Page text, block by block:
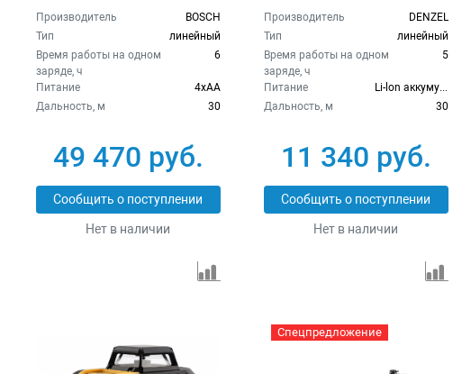
Производитель
BOSCH
Тип
линейный
Время работы на одном
заряде, ч
6
Питание
4xAA
Дальность, м
30
49 470 руб.
Сообщить о поступлении
Нет в наличии
Li 2800 mAh, резьба 1/4"
Denzel 35079
Производитель
DENZEL
Тип
линейный
Время работы на одном
заряде, ч
5
Питание
Li-lon аккумулятор
Дальность, м
30
11 340 руб.
Сообщить о поступлении
Нет в наличии
Спецпредложение